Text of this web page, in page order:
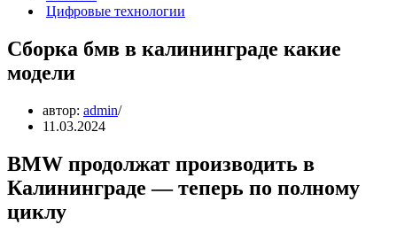
Цифровые технологии
Сборка бмв в калининграде какие
модели
автор: admin
11.03.2024
BMW продолжат производить в
Калининграде — теперь по полному
циклу